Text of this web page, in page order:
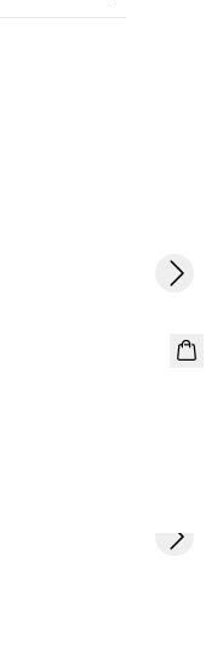
Next
Next